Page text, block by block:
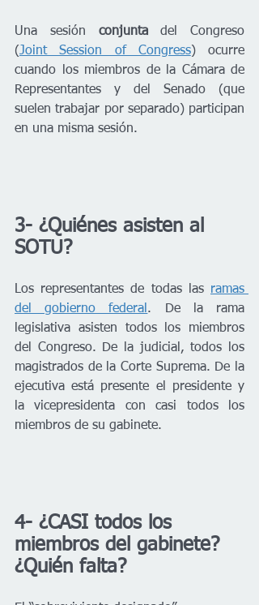
Una sesión conjunta del Congreso
(Joint Session of Congress) ocurre
cuando los miembros de la Cámara de
Representantes y del Senado (que
suelen trabajar por separado) participan
en una misma sesión.
3- ¿Quiénes asisten al
SOTU?
Los representantes de todas las ramas
del gobierno federal . De la rama
legislativa asisten todos los miembros
del Congreso. De la judicial, todos los
magistrados de la Corte Suprema. De la
ejecutiva está presente el presidente y
la vicepresidenta con casi todos los
miembros de su gabinete.
4- ¿CASI todos los
miembros del gabinete?
¿Quién falta?